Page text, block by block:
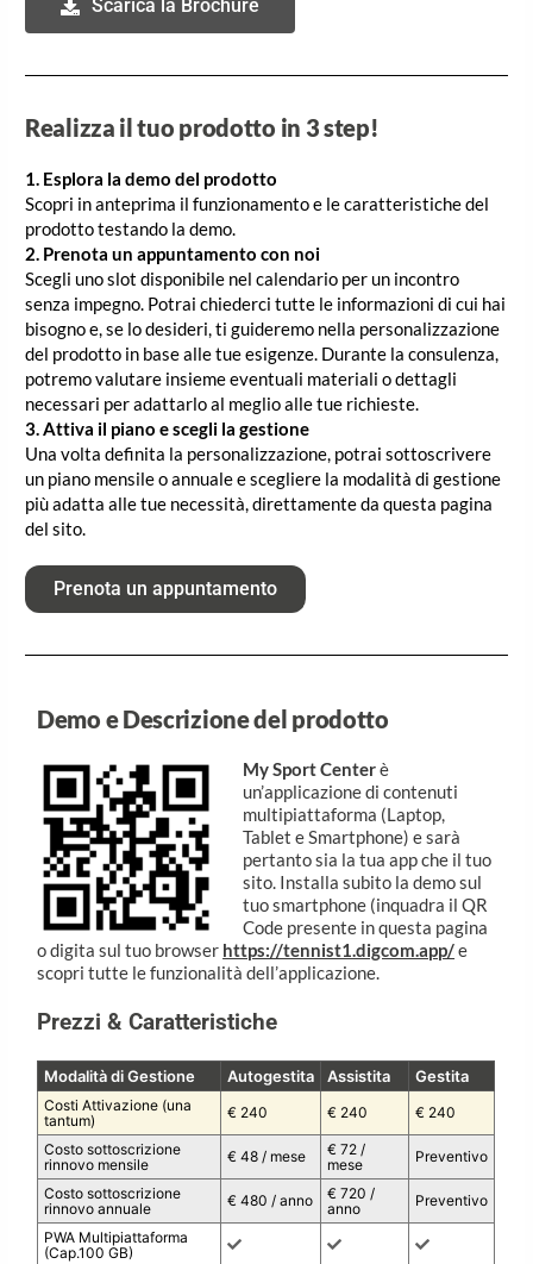
Scarica la Brochure
Realizza il tuo prodotto in 3 step!
1. Esplora la demo del prodotto
Scopri in anteprima il funzionamento e le caratteristiche del
prodotto testando la demo.
2. Prenota un appuntamento con noi
Scegli uno slot disponibile nel calendario per un incontro
senza impegno. Potrai chiederci tutte le informazioni di cui hai
bisogno e, se lo desideri, ti guideremo nella personalizzazione
del prodotto in base alle tue esigenze. Durante la consulenza,
potremo valutare insieme eventuali materiali o dettagli
necessari per adattarlo al meglio alle tue richieste.
3. Attiva il piano e scegli la gestione
Una volta definita la personalizzazione, potrai sottoscrivere
un piano mensile o annuale e scegliere la modalità di gestione
più adatta alle tue necessità, direttamente da questa pagina
del sito.
Prenota un appuntamento
Demo e Descrizione del prodotto
My Sport Centerè
un’applicazione di contenuti
multipiattaforma (Laptop,
Tablet e Smartphone) e sarà
pertanto sia la tua app che il tuo
sito. Installa subito la demo sul
tuo smartphone (inquadra il QR
Code presente in questa pagina
o digita sul tuo browser https://tennist1.digcom.app/e
scopri tutte le funzionalità dell’applicazione.
Prezzi & Caratteristiche
Modalità di Gestione Autogestita Assistita Gestita
Costi Attivazione (una
tantum)
€ 240 € 240 € 240
Costo sottoscrizione
rinnovo mensile
€ 48 / mese
€ 72 /
mese
Preventivo
Costo sottoscrizione
rinnovo annuale
€ 480 / anno
€ 720 /
anno
Preventivo
PWA Multipiattaforma
(Cap.100 GB)